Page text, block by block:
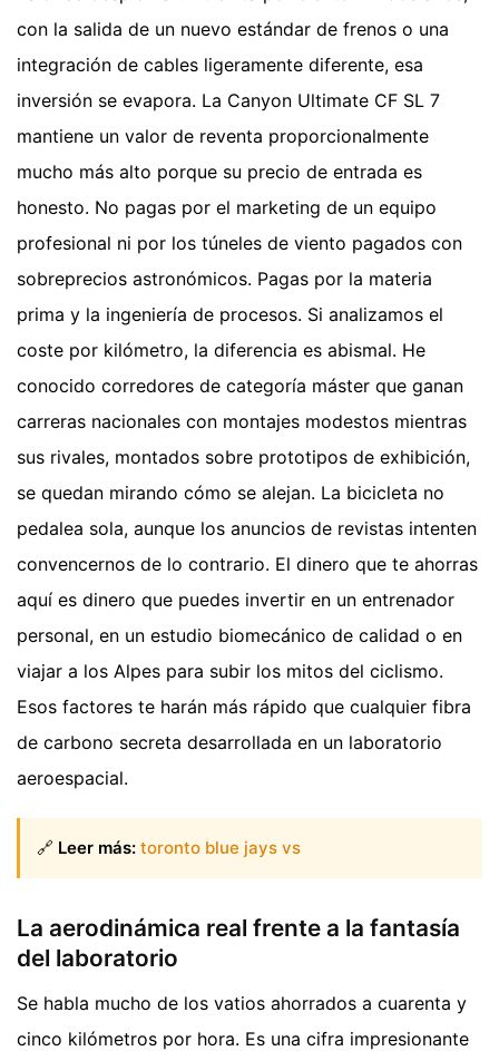
con la salida de un nuevo estándar de frenos o una
integración de cables ligeramente diferente, esa
inversión se evapora. La Canyon Ultimate CF SL 7
mantiene un valor de reventa proporcionalmente
mucho más alto porque su precio de entrada es
honesto. No pagas por el marketing de un equipo
profesional ni por los túneles de viento pagados con
sobreprecios astronómicos. Pagas por la materia
prima y la ingeniería de procesos. Si analizamos el
coste por kilómetro, la diferencia es abismal. He
conocido corredores de categoría máster que ganan
carreras nacionales con montajes modestos mientras
sus rivales, montados sobre prototipos de exhibición,
se quedan mirando cómo se alejan. La bicicleta no
pedalea sola, aunque los anuncios de revistas intenten
convencernos de lo contrario. El dinero que te ahorras
aquí es dinero que puedes invertir en un entrenador
personal, en un estudio biomecánico de calidad o en
viajar a los Alpes para subir los mitos del ciclismo.
Esos factores te harán más rápido que cualquier fibra
de carbono secreta desarrollada en un laboratorio
aeroespacial.
🔗 Leer más: toronto blue jays vs
La aerodinámica real frente a la fantasía
del laboratorio
Se habla mucho de los vatios ahorrados a cuarenta y
cinco kilómetros por hora. Es una cifra impresionante